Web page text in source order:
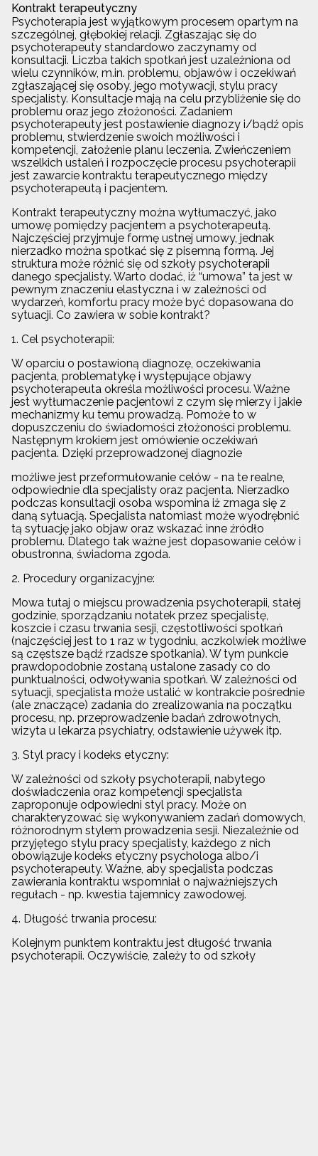
Kontrakt terapeutyczny
Psychoterapia jest wyjątkowym procesem opartym na
szczególnej, głębokiej relacji. Zgłaszając się do
psychoterapeuty standardowo zaczynamy od
konsultacji. Liczba takich spotkań jest uzależniona od
wielu czynników, m.in. problemu, objawów i oczekiwań
zgłaszającej się osoby, jego motywacji, stylu pracy
specjalisty. Konsultacje mają na celu przybliżenie się do
problemu oraz jego złożoności. Zadaniem
psychoterapeuty jest postawienie diagnozy i/bądź opis
problemu, stwierdzenie swoich możliwości i
kompetencji, założenie planu leczenia. Zwieńczeniem
wszelkich ustaleń i rozpoczęcie procesu psychoterapii
jest zawarcie kontraktu terapeutycznego między
psychoterapeutą i pacjentem.
Kontrakt terapeutyczny można wytłumaczyć, jako
umowę pomiędzy pacjentem a psychoterapeutą.
Najczęściej przyjmuje formę ustnej umowy, jednak
nierzadko można spotkać się z pisemną formą. Jej
struktura może różnić się od szkoły psychoterapii
danego specjalisty. Warto dodać, iż “umowa” ta jest w
pewnym znaczeniu elastyczna i w zależności od
wydarzeń, komfortu pracy może być dopasowana do
sytuacji. Co zawiera w sobie kontrakt?
1. Cel psychoterapii:
W oparciu o postawioną diagnozę, oczekiwania
pacjenta, problematykę i występujące objawy
psychoterapeuta określa możliwości procesu. Ważne
jest wytłumaczenie pacjentowi z czym się mierzy i jakie
mechanizmy ku temu prowadzą. Pomoże to w
dopuszczeniu do świadomości złożoności problemu.
Następnym krokiem jest omówienie oczekiwań
pacjenta. Dzięki przeprowadzonej diagnozie
możliwe jest przeformułowanie celów - na te realne,
odpowiednie dla specjalisty oraz pacjenta. Nierzadko
podczas konsultacji osoba wspomina iż zmaga się z
daną sytuacją. Specjalista natomiast może wyodrębnić
tą sytuację jako objaw oraz wskazać inne źródło
problemu. Dlatego tak ważne jest dopasowanie celów i
obustronna, świadoma zgoda.
2. Procedury organizacyjne:
Mowa tutaj o miejscu prowadzenia psychoterapii, stałej
godzinie, sporządzaniu notatek przez specjalistę,
koszcie i czasu trwania sesji, częstotliwości spotkań
(najczęściej jest to 1 raz w tygodniu, aczkolwiek możliwe
są częstsze bądź rzadsze spotkania). W tym punkcie
prawdopodobnie zostaną ustalone zasady co do
punktualności, odwoływania spotkań. W zależności od
sytuacji, specjalista może ustalić w kontrakcie pośrednie
(ale znaczące) zadania do zrealizowania na początku
procesu, np. przeprowadzenie badań zdrowotnych,
wizyta u lekarza psychiatry, odstawienie używek itp.
3. Styl pracy i kodeks etyczny:
W zależności od szkoły psychoterapii, nabytego
doświadczenia oraz kompetencji specjalista
zaproponuje odpowiedni styl pracy. Może on
charakteryzować się wykonywaniem zadań domowych,
różnorodnym stylem prowadzenia sesji. Niezależnie od
przyjętego stylu pracy specjalisty, każdego z nich
obowiązuje kodeks etyczny psychologa albo/i
psychoterapeuty. Ważne, aby specjalista podczas
zawierania kontraktu wspomniał o najważniejszych
regułach - np. kwestia tajemnicy zawodowej.
4. Długość trwania procesu:
Kolejnym punktem kontraktu jest długość trwania
psychoterapii. Oczywiście, zależy to od szkoły